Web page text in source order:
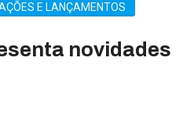
E LANÇAMENTOS
novidades